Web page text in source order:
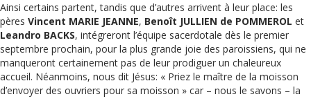
Ainsi certains partent, tandis que d’autres arrivent à leur place: les
pères Vincent MARIE JEANNE, Benoît JULLIEN de POMMEROL et
Leandro BACKS, intégreront l’équipe sacerdotale dès le premier
septembre prochain, pour la plus grande joie des paroissiens, qui ne
manqueront certainement pas de leur prodiguer un chaleureux
accueil. Néanmoins, nous dit Jésus: « Priez le maître de la moisson
d’envoyer des ouvriers pour sa moisson » car – nous le savons – la